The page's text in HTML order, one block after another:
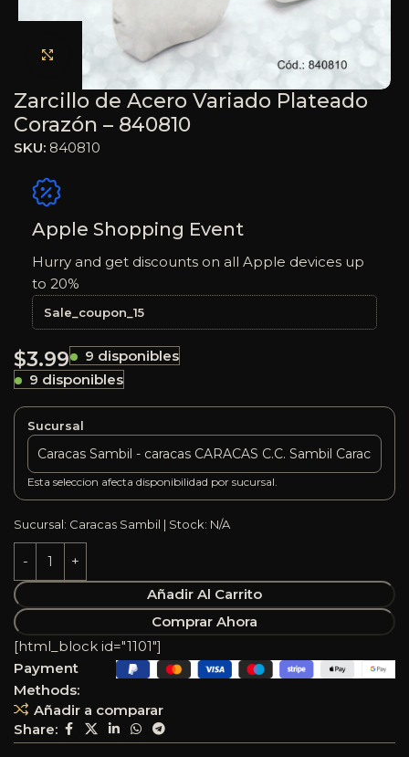
Haga clic para ampliar
Zarcillo de Acero Variado Plateado
Corazón – 840810
SKU: 840810
Apple Shopping Event
Hurry and get discounts on all Apple devices up
to 20%
Sale_coupon_15
$3.99
9 disponibles
9 disponibles
Sucursal
Esta seleccion afecta disponibilidad por sucursal.
Sucursal: Caracas Sambil | Stock: N/A
Añadir Al Carrito
Comprar Ahora
Añadir a comparar
Share:
[html_block id="1101"]
Payment
Methods: